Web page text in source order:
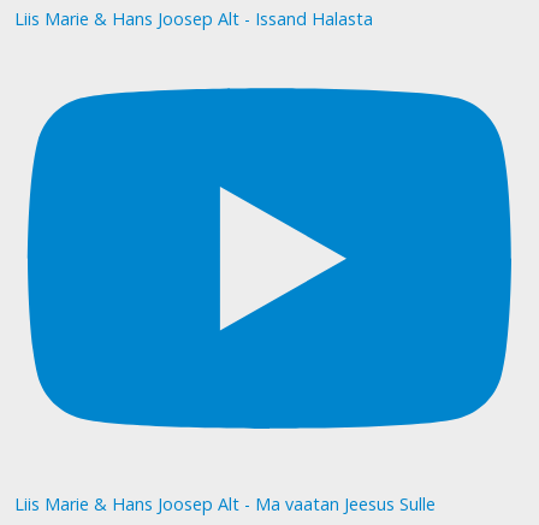
Liis Marie & Hans Joosep Alt - Issand Halasta
Liis Marie & Hans Joosep Alt - Ma vaatan Jeesus Sulle